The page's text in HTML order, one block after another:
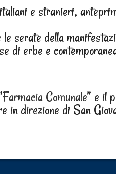
e stranieri,
serate della
di erbe e
Farmacia Comunale” e il
in direzione di San